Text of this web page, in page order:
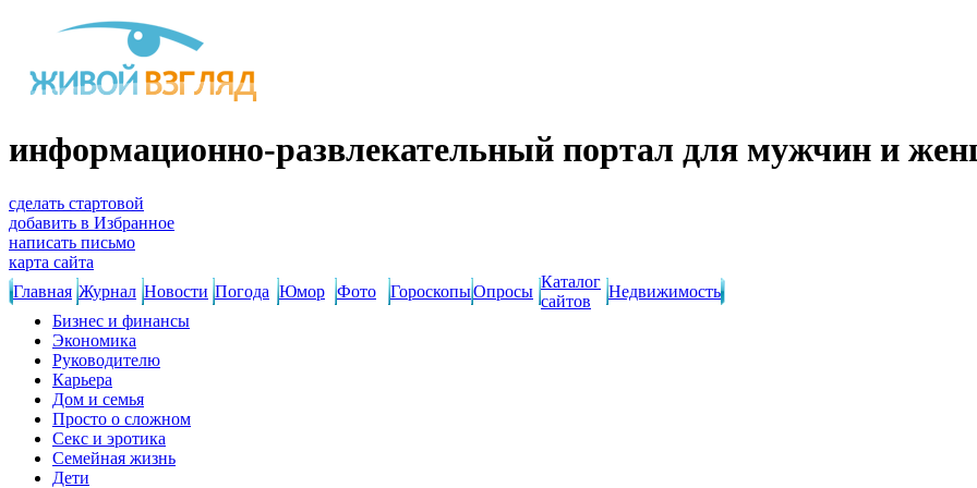
информационно-развлекательный портал для мужчин и
сделать стартовой
добавить в Избранное
написать письмо
карта сайта
Главная Журнал Новости Погода Юмор Фото ГороскопыОпросы
Каталог
сайтов
Недвижимость
Бизнес и финансы
Экономика
Руководителю
Карьера
Дом и семья
Просто о сложном
Секс и эротика
Семейная жизнь
Дети